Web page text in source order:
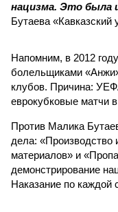
нацизма. Это была
Бутаева «Кавказский
Напомним, в 2012
болельщиками
клубов. Причина:
еврокубковые матчи
Против Малика
дела: «Производство
материалов» и
демонстрирование
Наказание по каждой